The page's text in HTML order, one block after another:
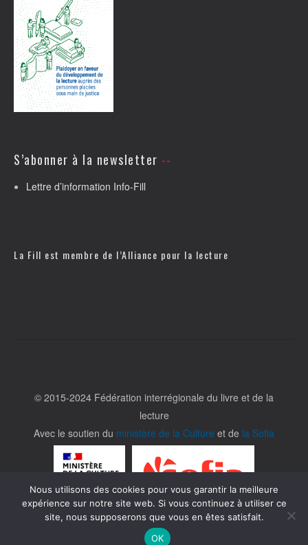
S’abonner à la newsletter
Lettre d’information Info-Fill
La Fill est membre de l’Alliance pour la lecture
© 2015-2024 Fédération interrégionale du livre et de la
lecture
Avec le soutien du ministère de la Culture et de la Sofia
Nous utilisons des cookies pour vous garantir la meilleure
expérience sur notre site web. Si vous continuez à utiliser ce
site, nous supposerons que vous en êtes satisfait.
OK